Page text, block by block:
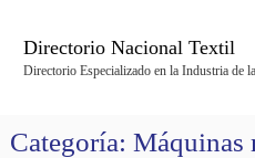
Directorio Nacional Textil
Directorio Especializado en la Industria de
Categoría: Máquinas